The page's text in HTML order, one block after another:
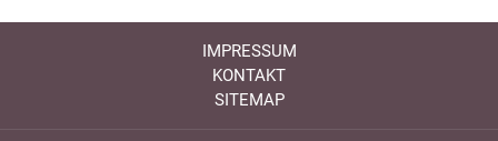
IMPRESSUM
KONTAKT
SITEMAP